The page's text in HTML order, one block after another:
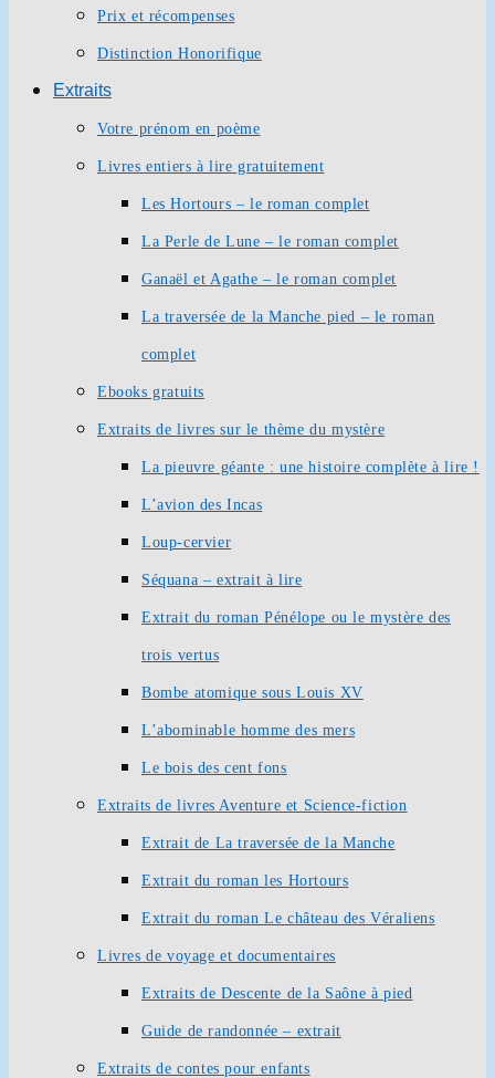
Prix et récompenses
Distinction Honorifique
Extraits
Votre prénom en poème
Livres entiers à lire gratuitement
Les Hortours – le roman complet
La Perle de Lune – le roman complet
Ganaël et Agathe – le roman complet
La traversée de la Manche pied – le roman
complet
Ebooks gratuits
Extraits de livres sur le thème du mystère
La pieuvre géante : une histoire complète à lire !
L’avion des Incas
Loup-cervier
Séquana – extrait à lire
Extrait du roman Pénélope ou le mystère des
trois vertus
Bombe atomique sous Louis XV
L’abominable homme des mers
Le bois des cent fons
Extraits de livres Aventure et Science-fiction
Extrait de La traversée de la Manche
Extrait du roman les Hortours
Extrait du roman Le château des Véraliens
Livres de voyage et documentaires
Extraits de Descente de la Saône à pied
Guide de randonnée – extrait
Extraits de contes pour enfants